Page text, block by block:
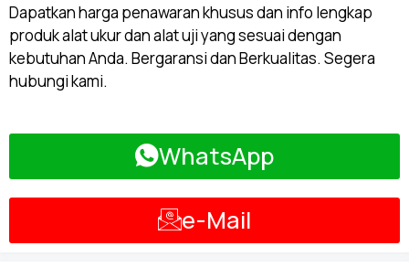
Dapatkan harga penawaran khusus dan info lengkap
produk alat ukur dan alat uji yang sesuai dengan
kebutuhan Anda. Bergaransi dan Berkualitas. Segera
hubungi kami.
WhatsApp
e-Mail